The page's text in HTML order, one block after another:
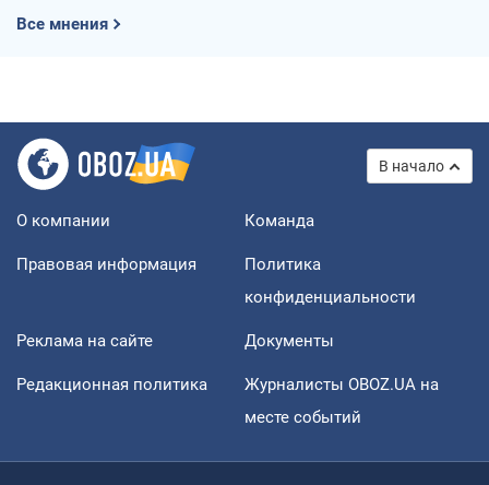
Все мнения
В начало
О компании Команда
Правовая информация
Политика
конфиденциальности
Реклама на сайте Документы
Редакционная политика
Журналисты OBOZ.UA на
месте событий